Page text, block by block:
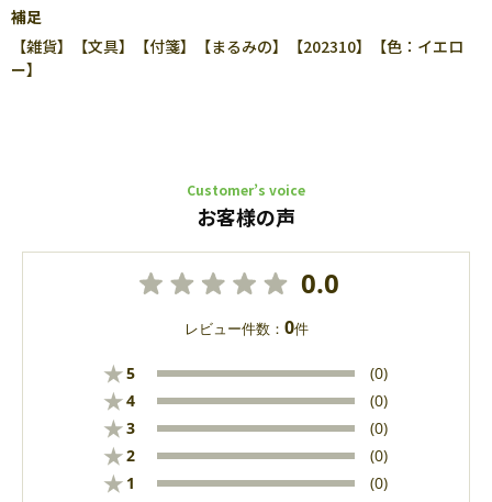
補足
【雑貨】【文具】【付箋】【まるみの】【202310】【色：イエロ
ー】
Customer’s voice
お客様の声
0.0
レビュー件数： 0件
★5 (0)
★4 (0)
★3 (0)
★2 (0)
★ 1 (0)